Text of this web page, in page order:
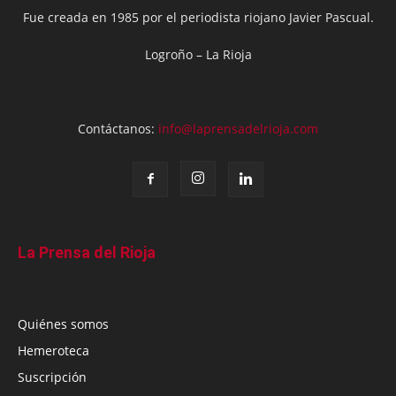
Fue creada en 1985 por el periodista riojano Javier Pascual.
Logroño – La Rioja
Contáctanos: info@laprensadelrioja.com
La Prensa del Rioja
Quiénes somos
Hemeroteca
Suscripción